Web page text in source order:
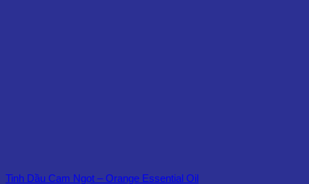
Tinh Dầu Cam Ngọt – Orange Essential Oil